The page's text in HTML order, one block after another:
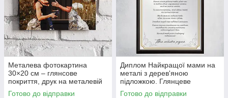
Металева фотокартина
30×20 см – глянсове
покриття, друк на металевій
пластині.
Готово до відправки
Диплом Найкращої мами на
металі з дерев'яною
підложкою. Глянцеве
покриття
Готово до відправки